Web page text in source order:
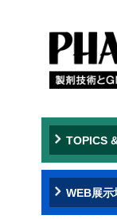
TOPICS
WEB展示